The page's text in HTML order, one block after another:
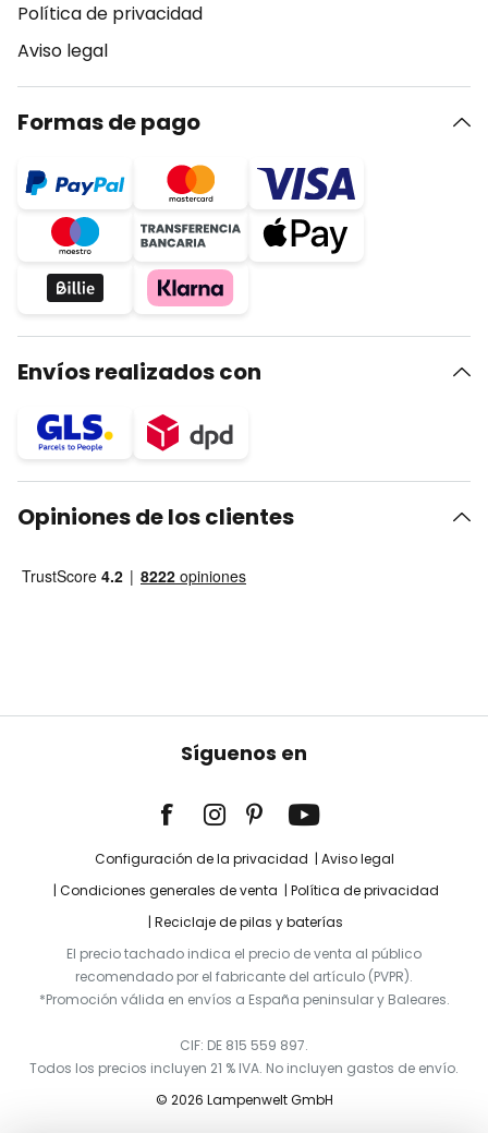
Política de privacidad
Aviso legal
Formas de pago
Envíos realizados con
Opiniones de los clientes
Síguenos en
Configuración de la privacidad
Aviso legal
Condiciones generales de venta
Política de privacidad
Reciclaje de pilas y baterías
El precio tachado indica el precio de venta al público
recomendado por el fabricante del artículo (PVPR).
*Promoción válida en envíos a España peninsular y Baleares.
CIF: DE 815 559 897.
Todos los precios incluyen 21 % IVA. No incluyen gastos de envío.
© 2026 Lampenwelt GmbH